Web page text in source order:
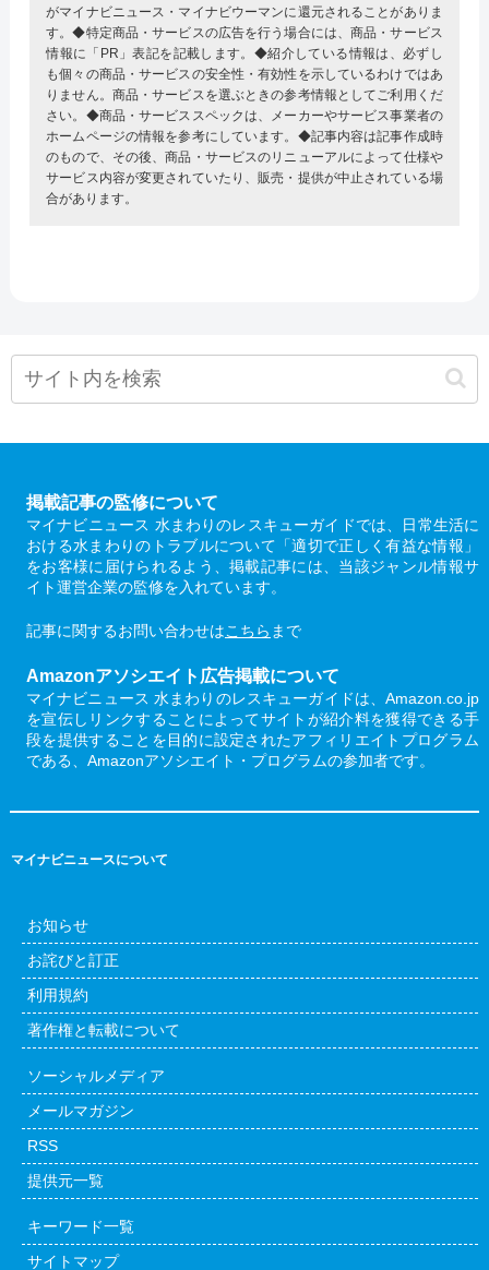
がマイナビニュース・マイナビウーマンに還元されることがありま
す。◆特定商品・サービスの広告を行う場合には、商品・サービス
情報に「PR」表記を記載します。◆紹介している情報は、必ずし
も個々の商品・サービスの安全性・有効性を示しているわけではあ
りません。商品・サービスを選ぶときの参考情報としてご利用くだ
さい。◆商品・サービススペックは、メーカーやサービス事業者の
ホームページの情報を参考にしています。◆記事内容は記事作成時
のもので、その後、商品・サービスのリニューアルによって仕様や
サービス内容が変更されていたり、販売・提供が中止されている場
合があります。
掲載記事の監修について
マイナビニュース 水まわりのレスキューガイドでは、日常生活に
おける水まわりのトラブルについて「適切で正しく有益な情報」
をお客様に届けられるよう、掲載記事には、当該ジャンル情報サ
イト運営企業の監修を入れています。
記事に関するお問い合わせはこちら まで
Amazonアソシエイト広告掲載について
マイナビニュース 水まわりのレスキューガイドは、Amazon.co.jp
を宣伝しリンクすることによってサイトが紹介料を獲得できる手
段を提供することを目的に設定されたアフィリエイトプログラム
である、Amazonアソシエイト・プログラムの参加者です。
マイナビニュースについて
お知らせ
お詫びと訂正
利用規約
著作権と転載について
ソーシャルメディア
メールマガジン
RSS
提供元一覧
キーワード一覧
サイトマップ